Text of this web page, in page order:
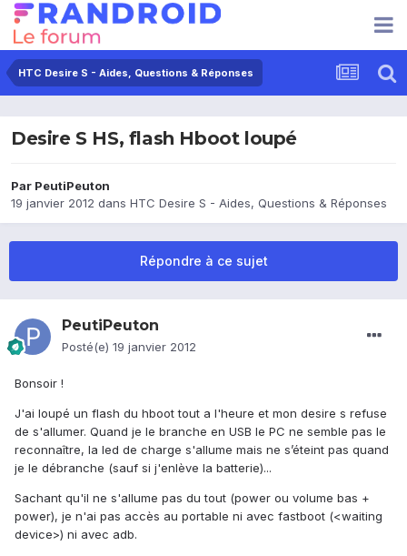
HTC Desire S - Aides, Questions & Réponses
Desire S HS, flash Hboot loupé
Par PeutiPeuton
19 janvier 2012 dans HTC Desire S - Aides, Questions & Réponses
Répondre à ce sujet
PeutiPeuton
Posté(e) 19 janvier 2012
Bonsoir !
J'ai loupé un flash du hboot tout a l'heure et mon desire s refuse
de s'allumer. Quand je le branche en USB le PC ne semble pas le
reconnaître, la led de charge s'allume mais ne s’éteint pas quand
je le débranche (sauf si j'enlève la batterie)...
Sachant qu'il ne s'allume pas du tout (power ou volume bas +
power), je n'ai pas accès au portable ni avec fastboot (<waiting
device>) ni avec adb.